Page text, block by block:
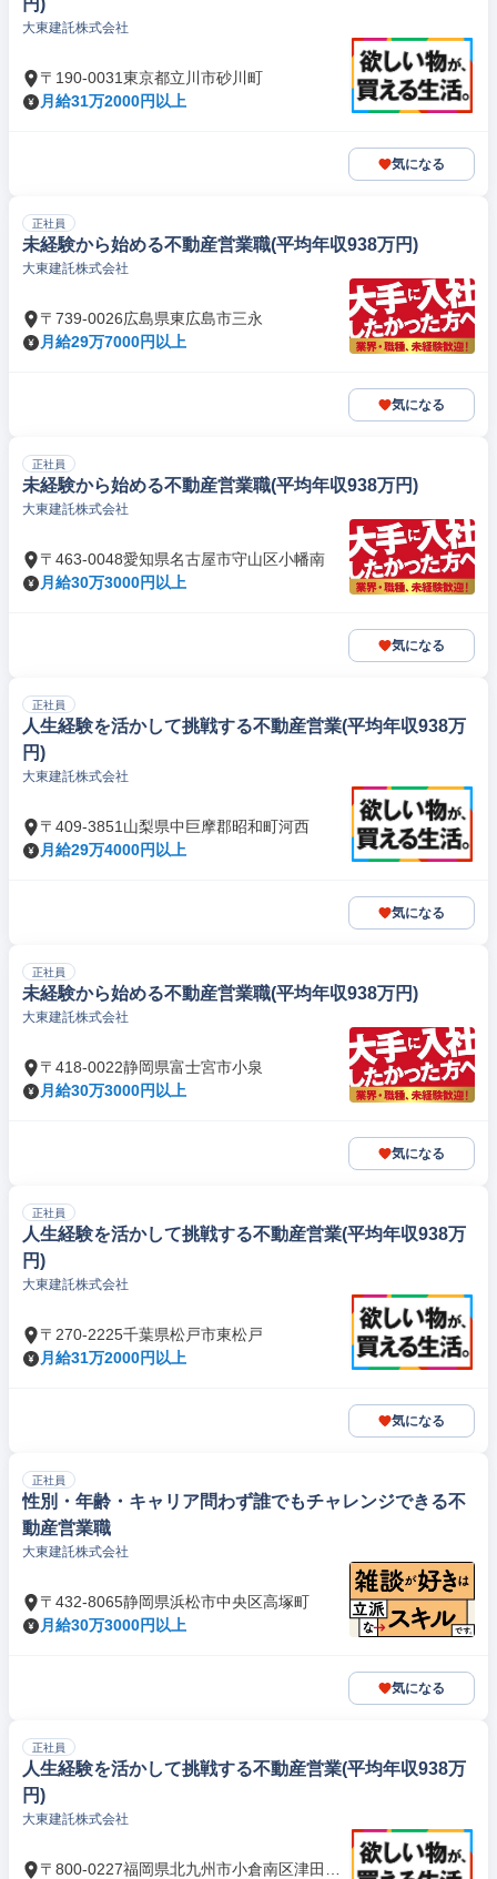
円)
大東建託株式会社
〒190-0031東京都立川市砂川町
月給31万2000円以上
気になる
正社員
未経験から始める不動産営業職(平均年収938万円)
大東建託株式会社
〒739-0026広島県東広島市三永
月給29万7000円以上
気になる
正社員
未経験から始める不動産営業職(平均年収938万円)
大東建託株式会社
〒463-0048愛知県名古屋市守山区小幡南
月給30万3000円以上
気になる
正社員
人生経験を活かして挑戦する不動産営業(平均年収938万
円)
大東建託株式会社
〒409-3851山梨県中巨摩郡昭和町河西
月給29万4000円以上
気になる
正社員
未経験から始める不動産営業職(平均年収938万円)
大東建託株式会社
〒418-0022静岡県富士宮市小泉
月給30万3000円以上
気になる
正社員
人生経験を活かして挑戦する不動産営業(平均年収938万
円)
大東建託株式会社
〒270-2225千葉県松戸市東松戸
月給31万2000円以上
気になる
正社員
性別・年齢・キャリア問わず誰でもチャレンジできる不
動産営業職
大東建託株式会社
〒432-8065静岡県浜松市中央区高塚町
月給30万3000円以上
気になる
正社員
人生経験を活かして挑戦する不動産営業(平均年収938万
円)
大東建託株式会社
〒800-0227福岡県北九州市小倉南区津田新